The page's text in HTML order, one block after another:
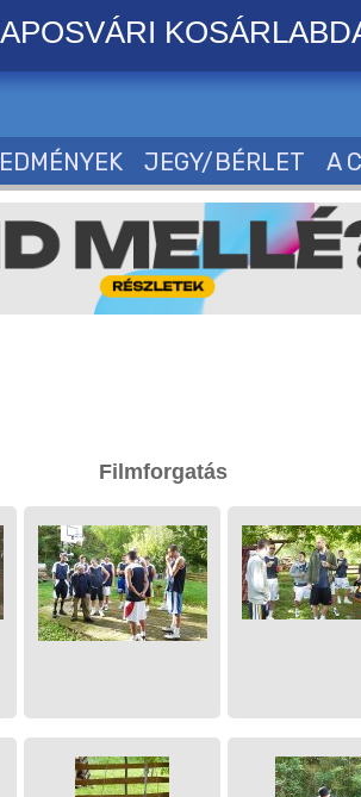
JEGY/BÉRLET A
Filmforgatás